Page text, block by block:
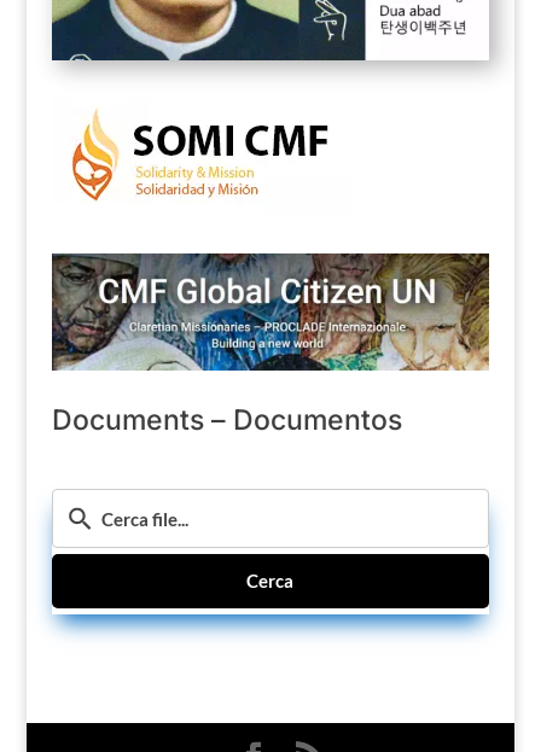
Documents – Documentos
Cerca